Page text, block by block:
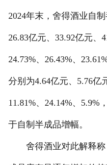
2024年末，舍得酒业自
26.83亿元、33.92亿元、
24.73%、26.43%、
分别为4.64亿元、5.76亿
11.81%、24.14%、
于自制半成品增幅。
舍得酒业对此解释称